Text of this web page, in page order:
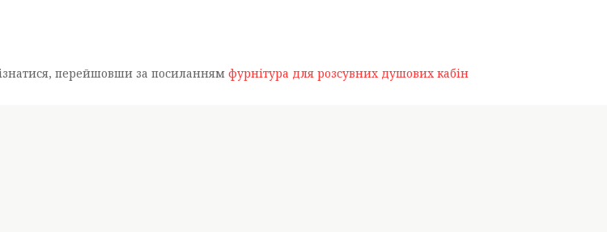
перейшовши за посиланням фурнітура для розсувних душових кабін